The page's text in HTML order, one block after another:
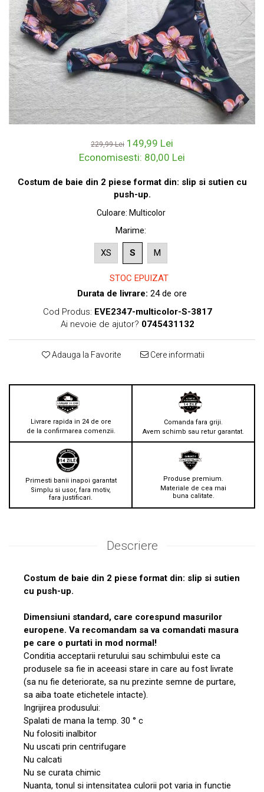
229,99 Lei 149,99 Lei
Economisesti: 80,00 Lei
Costum de baie din 2 piese format din: slip si sutien cu
push-up.
Culoare: Multicolor
Marime:
XS S M
STOC EPUIZAT
Durata de livrare: 24 de ore
Cod Produs: EVE2347-multicolor-S-3817
Ai nevoie de ajutor? 0745431132
Adauga la Favorite Cere informatii
Livrare rapida in 24 de ore
de la confirmarea comenzii.
Comanda fara griji.
Avem schimb sau retur garantat.
Primesti banii inapoi garantat
Simplu si usor, fara motiv,
fara justificari.
Produse premium.
Materiale de cea mai
buna calitate.
Descriere
Costum de baie din 2 piese format din: slip si sutien
cu push-up.
Dimensiuni standard, care corespund masurilor
europene. Va recomandam sa va comandati masura
pe care o purtati in mod normal!
Conditia acceptarii returului sau schimbului este ca
produsele sa fie in aceeasi stare in care au fost livrate
(sa nu fie deteriorate, sa nu prezinte semne de purtare,
sa aiba toate etichetele intacte).
Ingrijirea produsului:
Spalati de mana la temp. 30 ° c
Nu folositi inalbitor
Nu uscati prin centrifugare
Nu calcati
Nu se curata chimic
Nuanta, tonul si intensitatea culorii pot varia in functie